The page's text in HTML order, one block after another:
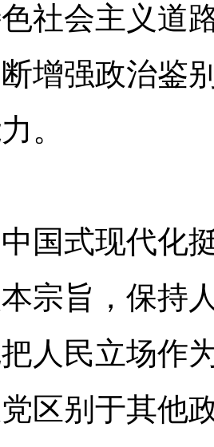
社会主义道
增强政治鉴
。
式现代化挺
宗旨，保持
人民立场作
区别于其他